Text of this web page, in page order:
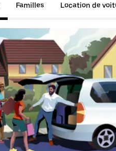
Familles Location de